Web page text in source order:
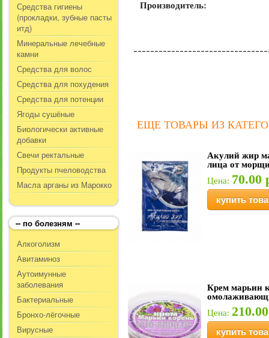
Средства гигиены
(прокладки, зубные пасты
итд)
Минеральные лечебные
камни
Средства для волос
Средства для похудения
Средства для потенции
Ягоды сушёные
Биологически активные
добавки
Свечи ректальные
Продукты пчеловодства
Масла арганы из Марокко
-- по болезням --
Алкоголизм
Авитаминоз
Аутоимунные
заболевания
Бактериальные
Бронхо-лёгочные
Вирусные
Производитель:
ЕЩЕ ТОВАРЫ ИЗ
Акулий жир
лица от
Цена: 70.00
купить
Крем марьин
Цена:
купить